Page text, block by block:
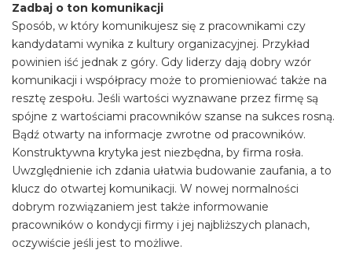
Zadbaj o ton komunikacji
Sposób, w który komunikujesz się z pracownikami czy
kandydatami wynika z kultury organizacyjnej. Przykład
powinien iść jednak z góry. Gdy liderzy dają dobry wzór
komunikacji i współpracy może to promieniować także na
resztę zespołu. Jeśli wartości wyznawane przez firmę są
spójne z wartościami pracowników szanse na sukces rosną.
Bądź otwarty na informacje zwrotne od pracowników.
Konstruktywna krytyka jest niezbędna, by firma rosła.
Uwzględnienie ich zdania ułatwia budowanie zaufania, a to
klucz do otwartej komunikacji. W nowej normalności
dobrym rozwiązaniem jest także informowanie
pracowników o kondycji firmy i jej najbliższych planach,
oczywiście jeśli jest to możliwe.